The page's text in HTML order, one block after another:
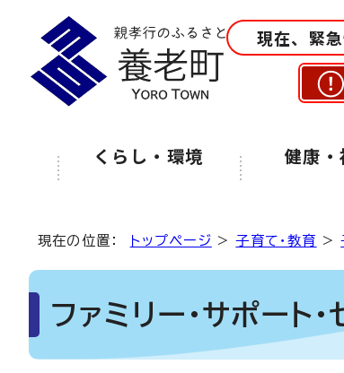
現在、緊
くらし・環境 健康
現在の位置： トップページ >子育て・教育 >
ファミリー・サポート